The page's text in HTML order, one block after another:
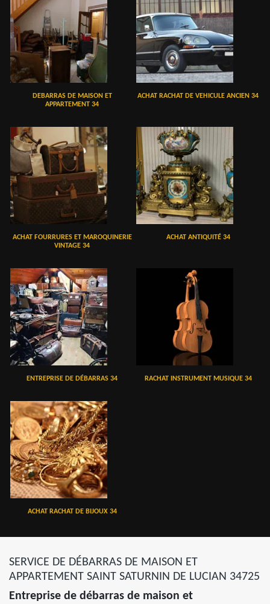
DEBARRAS DE MAISON ET
APPARTEMENT 34
ACHAT RACHAT DE VEHICULE ANCIEN 34
ACHAT FOURRURES ET MAROQUINERIE
VINTAGE 34
ACHAT ANTIQUITÉ 34
ENTREPRISE DE DÉBARRAS 34 RACHAT INSTRUMENT MUSIQUE 34
ACHAT RACHAT DE BIJOUX 34
SERVICE DE DÉBARRAS DE MAISON ET
APPARTEMENT SAINT SATURNIN DE LUCIAN 34725
Entreprise de débarras de maison et